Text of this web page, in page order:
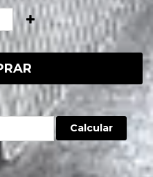
Calcular